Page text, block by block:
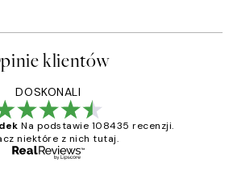
klientów
DOSKONALI
Na podstawie 108435 recenzji.
niektóre z nich tutaj.